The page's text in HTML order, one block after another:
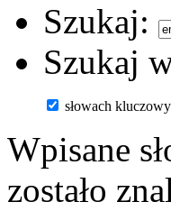
Szukaj:
Szukaj
słowach
Wpisane
zostało